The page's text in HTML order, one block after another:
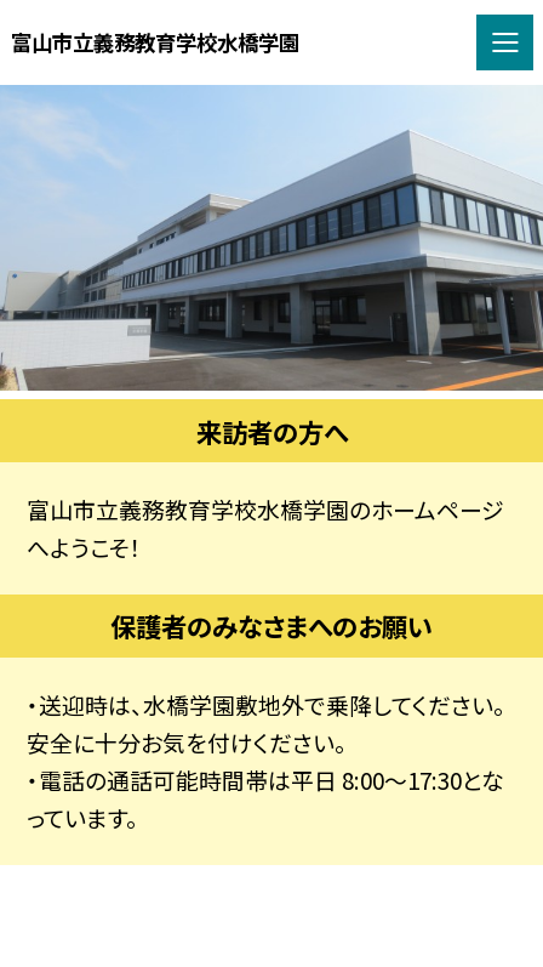
富山市立義務教育学校水橋学園
来訪者の方へ
富山市立義務教育学校水橋学園のホームページ
へようこそ！
保護者のみなさまへのお願い
・送迎時は、水橋学園敷地外で乗降してください。
安全に十分お気を付けください。
・電話の通話可能時間帯は平日 8:00～17:30とな
っています。